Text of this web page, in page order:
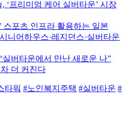
‘프리미엄 케어 실버타운’ 시장
스포츠 인프라 활용하는 일본
니어하우스·레지던스·실버타운
버타운에서 만난 새로운 나”
더 커진다
타워 #노인복지주택 #실버타운 #